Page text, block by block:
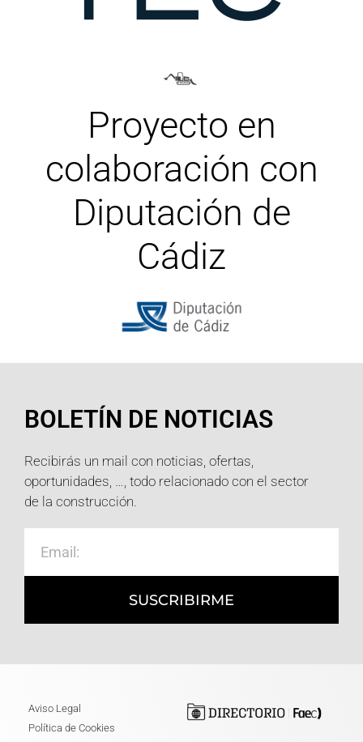
Proyecto en
colaboración con
Diputación de
Cádiz
BOLETÍN DE NOTICIAS
Recibirás un mail con noticias, ofertas,
oportunidades, …, todo relacionado con el sector
de la construcción.
SUSCRIBIRME
Aviso Legal
Política de Cookies